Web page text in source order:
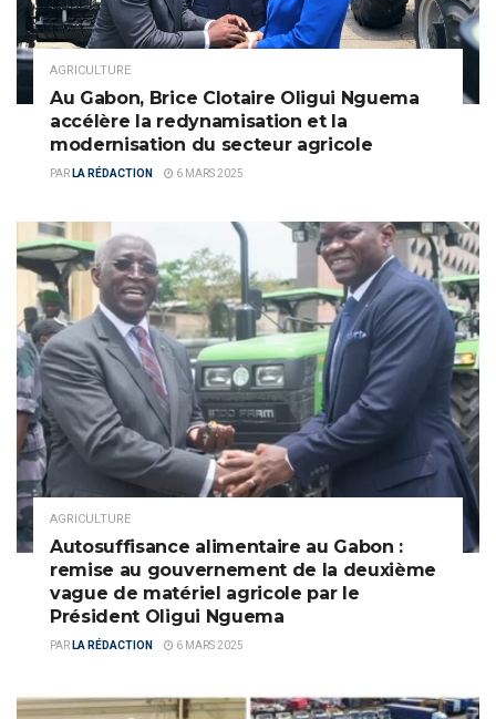
AGRICULTURE
Au Gabon, Brice Clotaire Oligui Nguema
accélère la redynamisation et la
modernisation du secteur agricole
PAR LA RÉDACTION 6 MARS 2025
AGRICULTURE
Autosuffisance alimentaire au Gabon :
remise au gouvernement de la deuxième
vague de matériel agricole par le
Président Oligui Nguema
PAR LA RÉDACTION 6 MARS 2025